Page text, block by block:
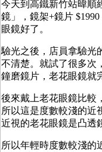
今天到高鐵新竹站暐順
鏡」，鏡架+鏡片
眼鏡好了。
驗光之後，店員拿驗光
不清楚。就試了很多次
鐘磨鏡片，老花眼鏡就
後來戴上老花眼鏡比較
所以這是度數較淺的近
近視的老花眼鏡是凸透
所以年輕時度數較淺的